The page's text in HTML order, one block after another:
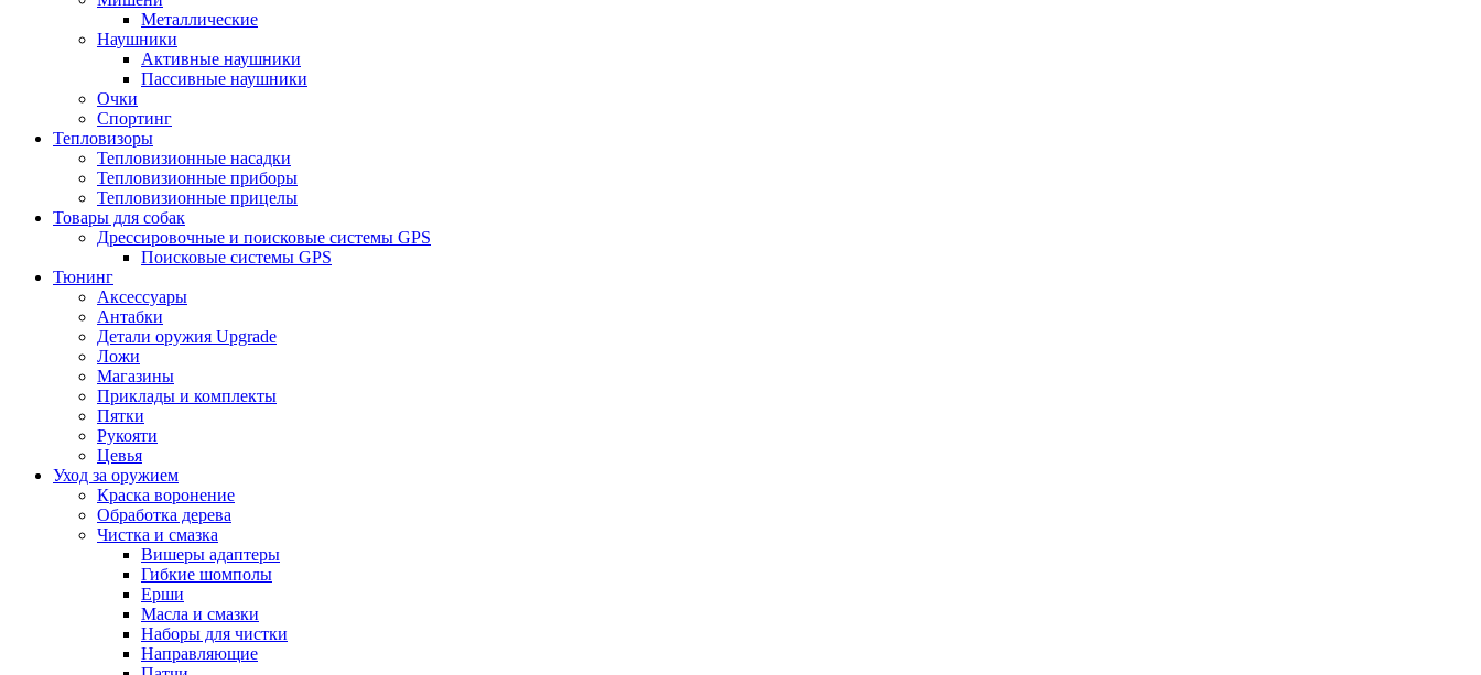
Металлические
Наушники
Активные наушники
Пассивные наушники
Очки
Спортинг
Тепловизоры
Тепловизионные насадки
Тепловизионные приборы
Тепловизионные прицелы
Товары для собак
Дрессировочные и поисковые системы GPS
Поисковые системы GPS
Тюнинг
Аксессуары
Антабки
Детали оружия Upgrade
Ложи
Магазины
Приклады и комплекты
Пятки
Рукояти
Цевья
Уход за оружием
Краска воронение
Обработка дерева
Чистка и смазка
Вишеры адаптеры
Гибкие шомполы
Ерши
Масла и смазки
Наборы для чистки
Направляющие